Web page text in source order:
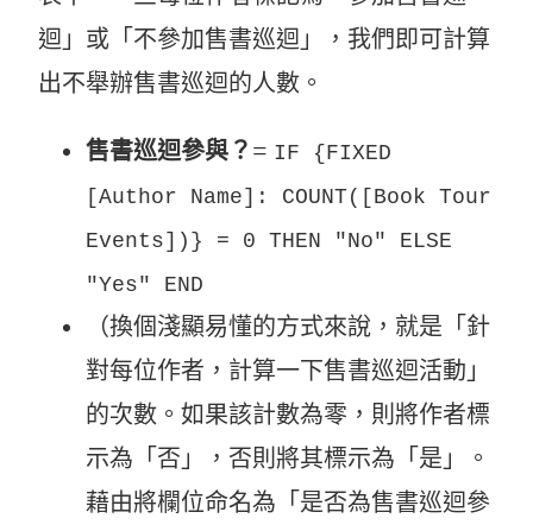
迴」或「不參加售書巡迴」，我們即可計算
出不舉辦售書巡迴的人數。
售書巡迴參與？ = IF {FIXED
[Author Name]: COUNT([Book Tour
Events])} = 0 THEN "No" ELSE
"Yes" END
（換個淺顯易懂的方式來說，就是「針
對每位作者，計算一下售書巡迴活動」
的次數。如果該計數為零，則將作者標
示為「否」，否則將其標示為「是」。
藉由將欄位命名為「是否為售書巡迴參